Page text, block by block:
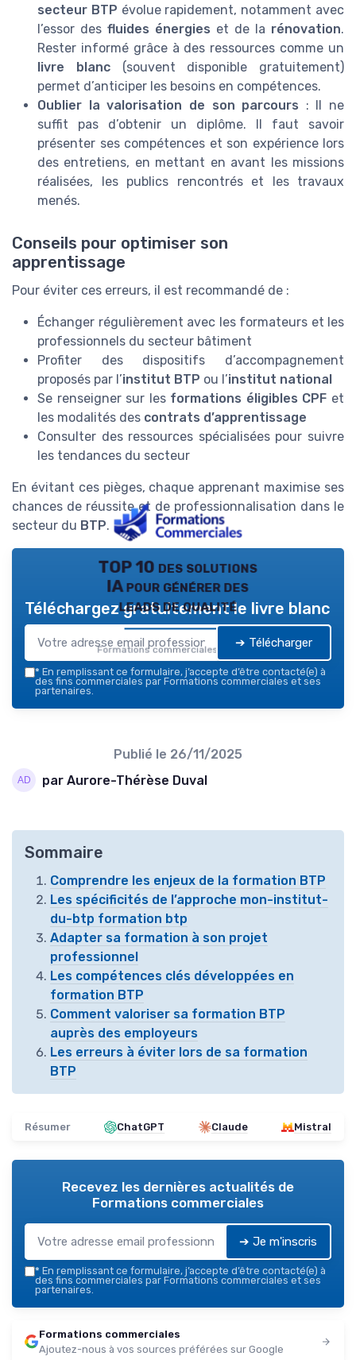
secteur BTP évolue rapidement, notamment avec
l’essor des fluides énergies et de la rénovation.
Rester informé grâce à des ressources comme un
livre blanc(souvent disponible gratuitement)
permet d’anticiper les besoins en compétences.
Oublier la valorisation de son parcours : Il ne
suffit pas d’obtenir un diplôme. Il faut savoir
présenter ses compétences et son expérience lors
des entretiens, en mettant en avant les missions
réalisées, les publics rencontrés et les travaux
menés.
Conseils pour optimiser son
apprentissage
Pour éviter ces erreurs, il est recommandé de :
Échanger régulièrement avec les formateurs et les
professionnels du secteur bâtiment
Profiter des dispositifs d’accompagnement
proposés par l’institut BTP ou l’institut national
Se renseigner sur les formations éligibles CPF et
les modalités des contrats d’apprentissage
Consulter des ressources spécialisées pour suivre
les tendances du secteur
En évitant ces pièges, chaque apprenant maximise ses
chances de réussite et de professionnalisation dans le
secteur du BTP.
TOP 10 des solutions
IA pour générer des
leads de qualité
Formations commerciales — 2026
Téléchargez gratuitement le livre blanc
➔ Télécharger
* En remplissant ce formulaire, j’accepte d’être contacté(e) à
des fins commerciales par Formations commerciales et ses
partenaires.
Publié le 26/11/2025
par Aurore-Thérèse Duval
Sommaire
Comprendre les enjeux de la formation BTP
Les spécificités de l’approche mon-institut-
du-btp formation btp
Adapter sa formation à son projet
professionnel
Les compétences clés développées en
formation BTP
Comment valoriser sa formation BTP
auprès des employeurs
Les erreurs à éviter lors de sa formation
BTP
Résumer ChatGPT Claude Mistral
Recevez les dernières actualités de
Formations commerciales
➔ Je m'inscris
* En remplissant ce formulaire, j’accepte d’être contacté(e) à
des fins commerciales par Formations commerciales et ses
partenaires.
Formations commerciales
Ajoutez-nous à vos sources préférées sur Google